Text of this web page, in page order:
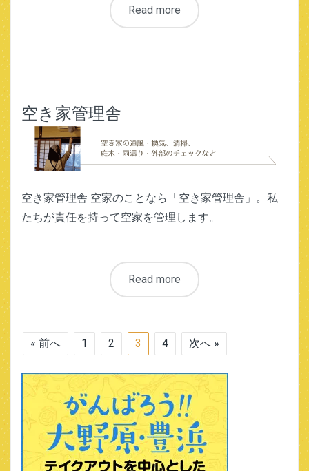
Read more
空き家管理舎
空き家管理舎 空家のことなら「空き家管理舎」。私
たちが責任を持って空家を管理します。
Read more
« 前へ 1 2 3 4 次へ »